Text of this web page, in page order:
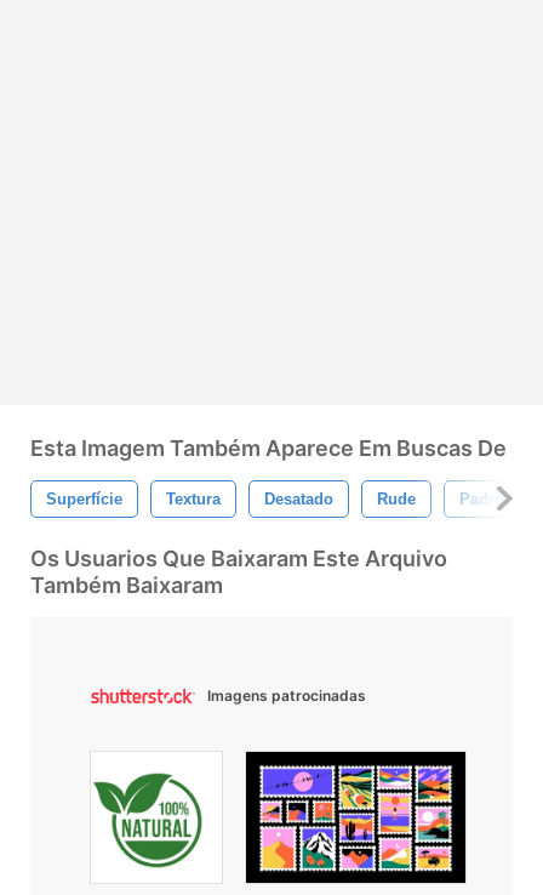
Esta Imagem Também Aparece Em Buscas De
Superfície Textura Desatado Rude Padronizar
Os Usuarios Que Baixaram Este Arquivo
Também Baixaram
Imagens patrocinadas